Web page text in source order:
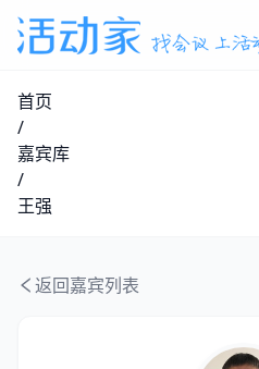
首页
/
嘉宾库
/
王强
返回嘉宾列表